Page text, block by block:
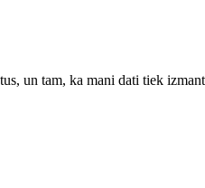
un tam, ka mani dati tiek